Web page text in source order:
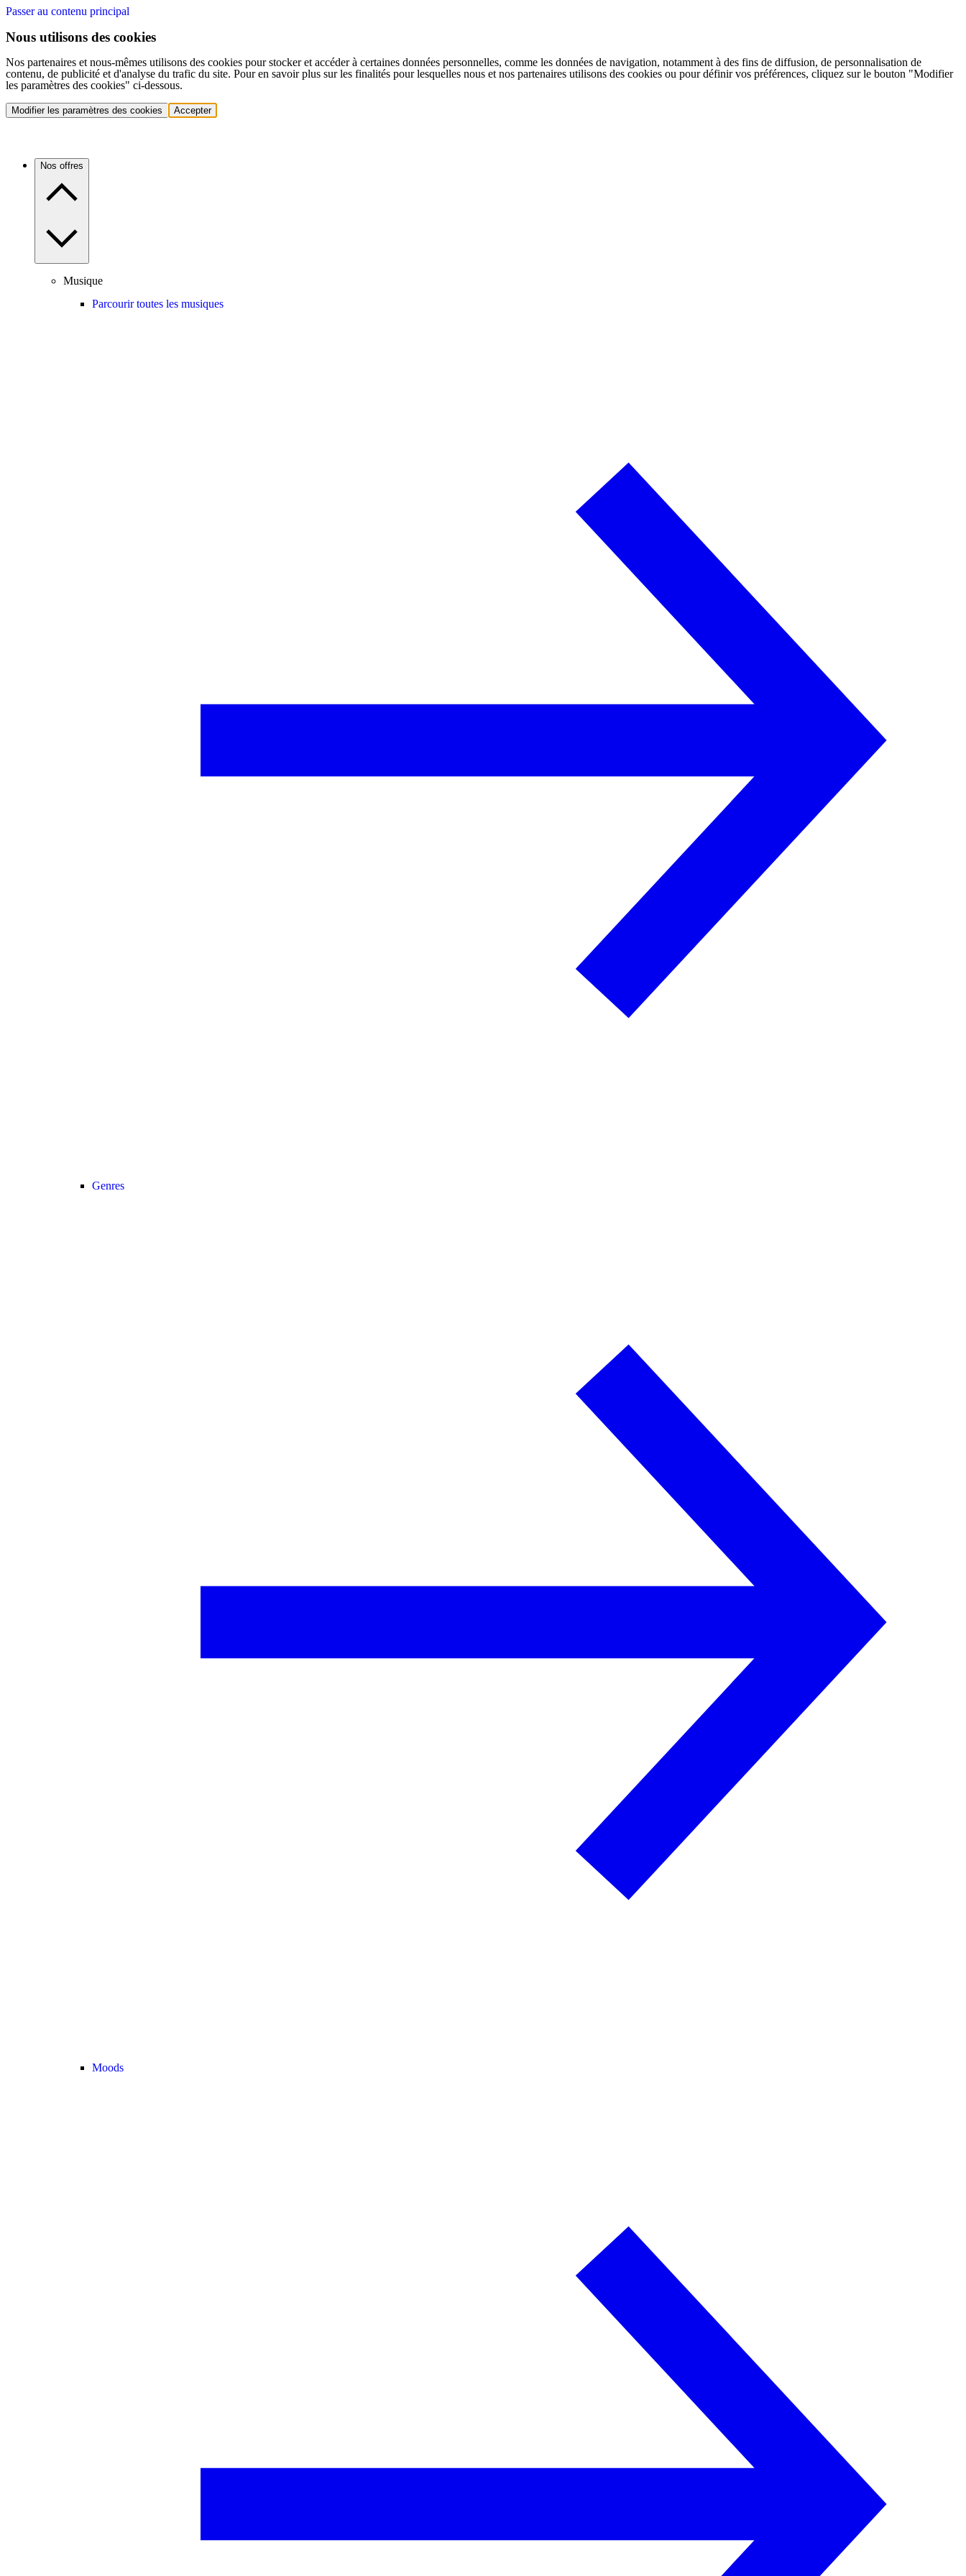
Passer au contenu principal
Nous utilisons des cookies
Nos partenaires et nous-mêmes utilisons des cookies pour stocker et accéder à certaines données personnelles, comme les données de navigation, notamment à des fins de diffusion, de personnalisation de
contenu, de publicité et d'analyse du trafic du site. Pour en savoir plus sur les finalités pour lesquelles nous et nos partenaires utilisons des cookies ou pour définir vos préférences, cliquez sur le bouton "Modifier
les paramètres des cookies" ci-dessous.
Modifier les paramètres des cookies Accepter
Nos offres
Musique
Parcourir toutes les musiques
Genres
Moods